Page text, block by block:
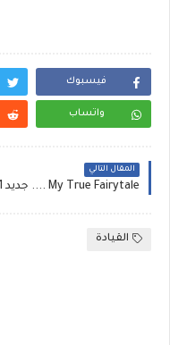
فيسبوك
واتساب
المقال التالي
القيادة